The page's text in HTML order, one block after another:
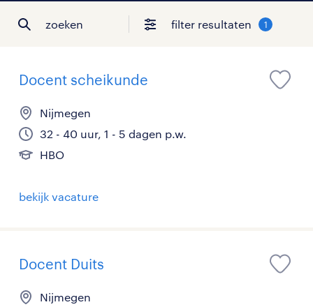
zoeken filter resultaten 1
Docent scheikunde
Nijmegen
32 - 40 uur, 1 - 5 dagen p.w.
HBO
bekijk vacature
Docent Duits
Nijmegen